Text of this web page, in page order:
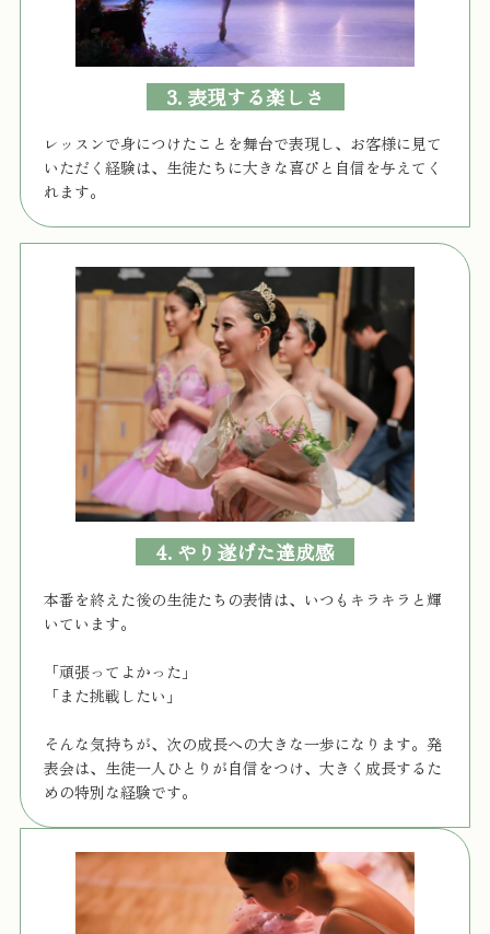
3. 表現する楽しさ
レッスンで身につけたことを舞台で表現し、お客様に見て
いただく経験は、生徒たちに大きな喜びと自信を与えてく
れます。
4. やり遂げた達成感
本番を終えた後の生徒たちの表情は、いつもキラキラと輝
いています。
「頑張ってよかった」
「また挑戦したい」
そんな気持ちが、次の成長への大きな一歩になります。発
表会は、生徒一人ひとりが自信をつけ、大きく成長するた
めの特別な経験です。